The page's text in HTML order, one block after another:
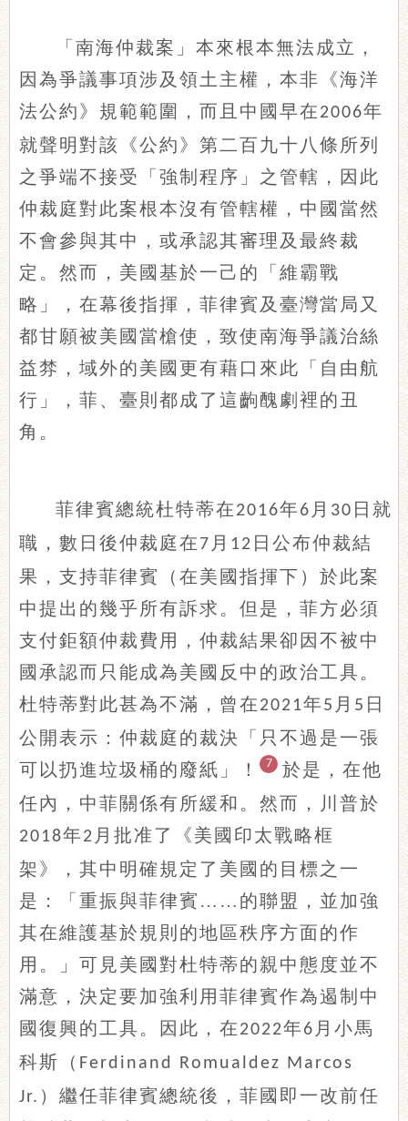
「南海仲裁案」本來根本無法成立，
因為爭議事項涉及領土主權，本非《海洋
法公約》規範範圍，而且中國早在 2006年
就聲明對該《公約》第二百九十八條所列
之爭端不接受「強制程序」之管轄，因此
仲裁庭對此案根本沒有管轄權，中國當然
不會參與其中，或承認其審理及最終裁
定。然而，美國基於一己的「維霸戰
略」，在幕後指揮，菲律賓及臺灣當局又
都甘願被美國當槍使，致使南海爭議治絲
益棼，域外的美國更有藉口來此「自由航
行」，菲、臺則都成了這齣醜劇裡的丑
角。
菲律賓總統杜特蒂在 2016年 6 月 30 日就
職，數日後仲裁庭在 7 月 12 日公布仲裁結
果，支持菲律賓（在美國指揮下）於此案
中提出的幾乎所有訴求。但是，菲方必須
支付鉅額仲裁費用，仲裁結果卻因不被中
國承認而只能成為美國反中的政治工具。
杜特蒂對此甚為不滿，曾在 2021年 5 月 5 日
公開表示：仲裁庭的裁決「只不過是一張
可以扔進垃圾桶的廢紙」！
7
於是，在他
任內，中菲關係有所緩和。然而，川普於
2018年 2 月批准了《美國印太戰略框
架》，其中明確規定了美國的目標之一
是：「重振與菲律賓……的聯盟，並加強
其在維護基於規則的地區秩序方面的作
用。」可見美國對杜特蒂的親中態度並不
滿意，決定要加強利用菲律賓作為遏制中
國復興的工具。因此，在 2022年 6 月小馬
科斯（ Ferdinand Romualdez Marcos
Jr. ）繼任菲律賓總統後，菲國即一改前任